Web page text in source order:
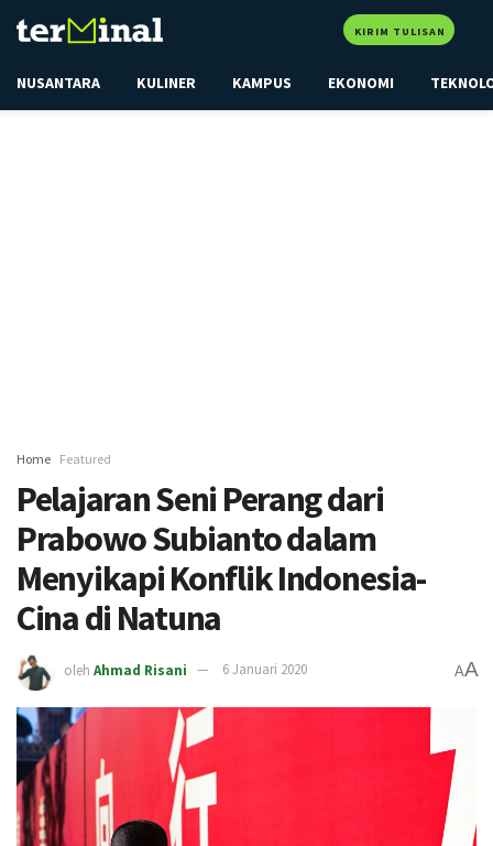
KIRIM TULISAN
NUSANTARA KULINER KAMPUS EKONOMI
Home Featured
Pelajaran Seni Perang dari
Prabowo Subianto dalam
Menyikapi Konflik Indonesia-
Cina di Natuna
oleh Ahmad Risani 6 Januari 2020 AA